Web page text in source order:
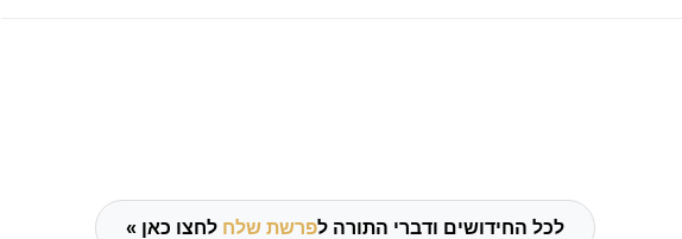
לכל החידושים ודברי התורה לפרשת שלח לחצו כאן »